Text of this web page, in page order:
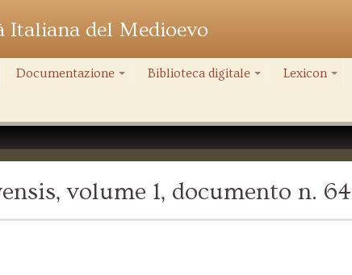
del Medioevo
Documentazione Biblioteca digitale Lexicon
volume 1, documento n. 64